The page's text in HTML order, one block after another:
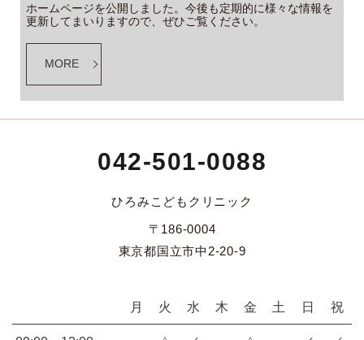
ホームページを公開しました。今後も定期的に様々な情報を
更新してまいりますので、ぜひご覧ください。
MORE
042-501-0088
ひろみこどもクリニック
〒186-0004
東京都国立市中2-20-9
月 火 水 木 金 土 日 祝